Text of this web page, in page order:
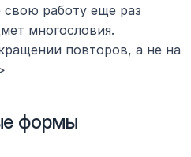
свою работу еще раз
многословия.
повторов, а не на
формы